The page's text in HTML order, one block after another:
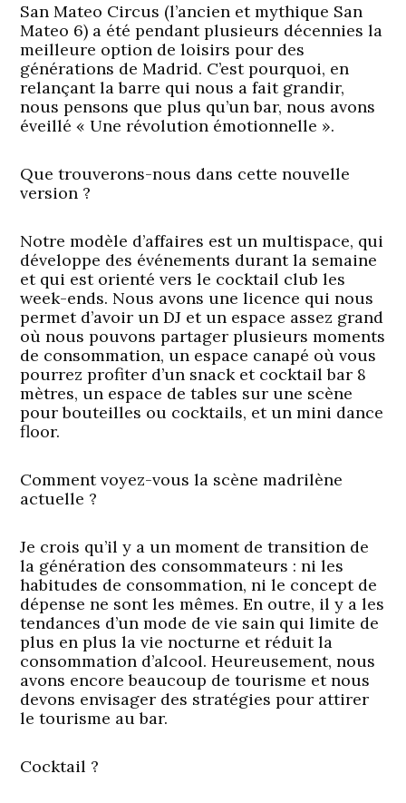
San Mateo Circus (l’ancien et mythique San
Mateo 6) a été pendant plusieurs décennies la
meilleure option de loisirs pour des
générations de Madrid. C’est pourquoi, en
relançant la barre qui nous a fait grandir,
nous pensons que plus qu’un bar, nous avons
éveillé « Une révolution émotionnelle ».
Que trouverons-nous dans cette nouvelle
version ?
Notre modèle d’affaires est un multispace, qui
développe des événements durant la semaine
et qui est orienté vers le cocktail club les
week-ends. Nous avons une licence qui nous
permet d’avoir un DJ et un espace assez grand
où nous pouvons partager plusieurs moments
de consommation, un espace canapé où vous
pourrez profiter d’un snack et cocktail bar 8
mètres, un espace de tables sur une scène
pour bouteilles ou cocktails, et un mini dance
floor.
Comment voyez-vous la scène madrilène
actuelle ?
Je crois qu’il y a un moment de transition de
la génération des consommateurs : ni les
habitudes de consommation, ni le concept de
dépense ne sont les mêmes. En outre, il y a les
tendances d’un mode de vie sain qui limite de
plus en plus la vie nocturne et réduit la
consommation d’alcool. Heureusement, nous
avons encore beaucoup de tourisme et nous
devons envisager des stratégies pour attirer
le tourisme au bar.
Cocktail ?